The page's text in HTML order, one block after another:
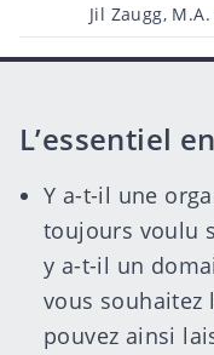
Post
author
Jil Zaugg,
L’essentiel
Y a-t-il une
toujours voulu
y a-t-il un
vous souhaitez
pouvez ainsi